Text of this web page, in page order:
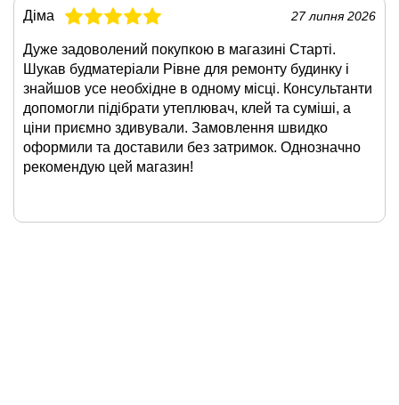
Діма 27 липня 2026
Дуже задоволений покупкою в магазині Старті.
Шукав будматеріали Рівне для ремонту будинку і
знайшов усе необхідне в одному місці. Консультанти
допомогли підібрати утеплювач, клей та суміші, а
ціни приємно здивували. Замовлення швидко
оформили та доставили без затримок. Однозначно
рекомендую цей магазин!